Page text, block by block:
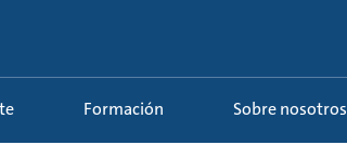
Formación Sobre nosotros